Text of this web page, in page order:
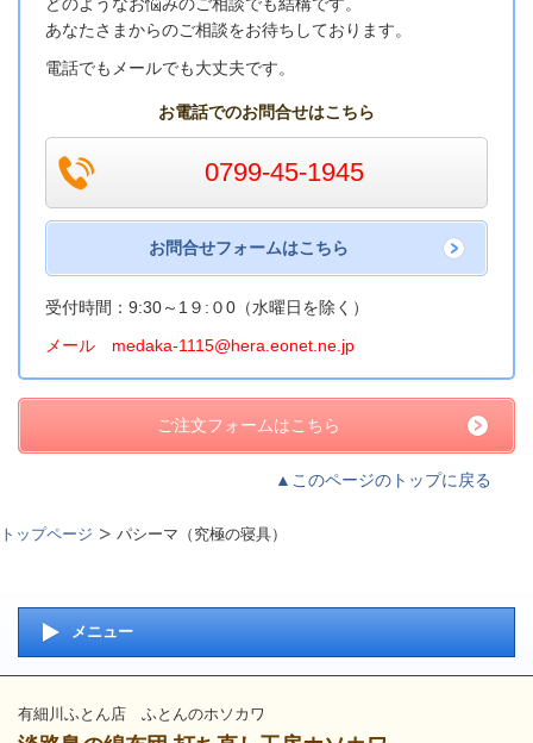
どのようなお悩みのご相談でも結構です。
あなたさまからのご相談をお待ちしております。
電話でもメールでも大丈夫です。
お電話でのお問合せはこちら
0799-45-1945
お問合せフォームはこちら
受付時間：9:30～1９:０0（水曜日を除く）
メール medaka-1115@hera.eonet.ne.jp
ご注文フォームはこちら
▲このページのトップに戻る
トップページ パシーマ（究極の寝具）
メニュー
有細川ふとん店 ふとんのホソカワ